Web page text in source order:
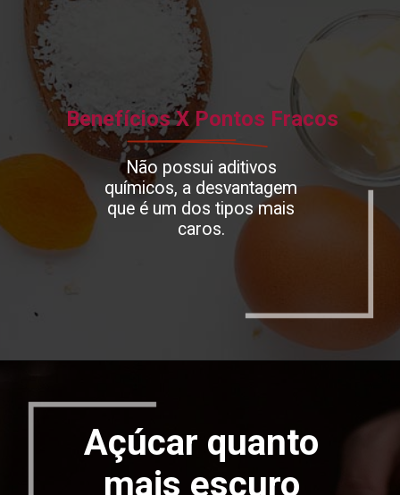
Não possui aditivos
químicos, a desvantagem
que é um dos tipos mais
caros.
Benefícios X Pontos Fracos
Açúcar quanto
mais escuro